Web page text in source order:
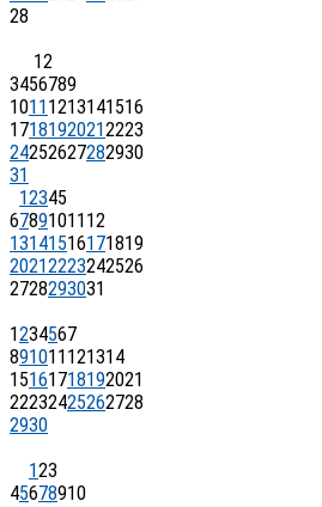
28
12
3456789
1011 1213141516
17181920212223
24252627282930
31
12345
67891011 12
13141516171819
20212223242526
2728293031
1234567
891011 121314
15161718192021
22232425262728
2930
123
45678910